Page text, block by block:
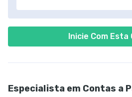
Inicie Com Esta
Especialista em Contas a